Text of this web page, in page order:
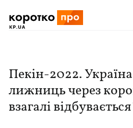
Пекін-2022.
лижниць через
взагалі